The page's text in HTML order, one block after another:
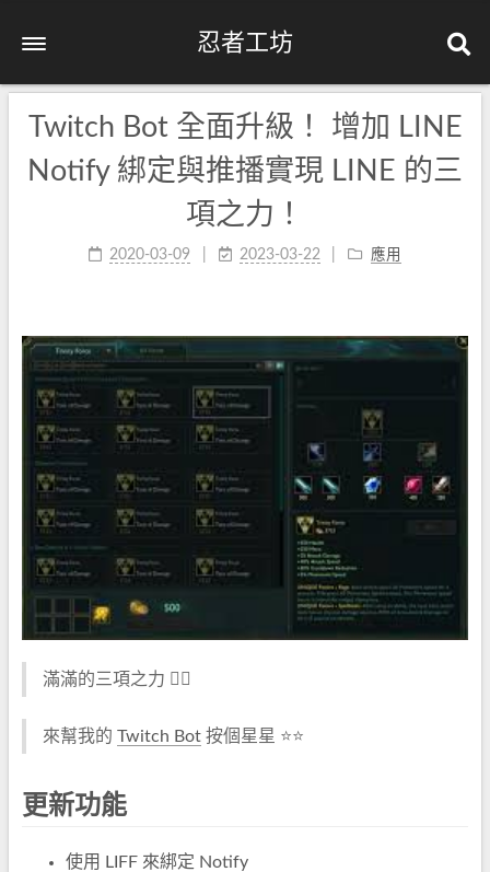
忍者工坊
Twitch Bot 全面升級！ 增加 LINE
Notify 綁定與推播實現 LINE 的三
項之力！
2020-03-09 2023-03-22 應用
滿滿的三項之力 🏋️‍♂️
來幫我的 Twitch Bot 按個星星 ⭐️⭐️
更新功能
使用 LIFF 來綁定 Notify